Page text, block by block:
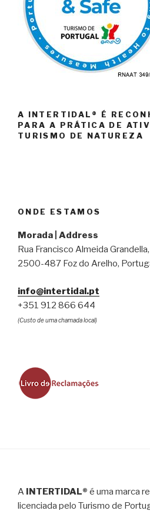
A INTERTIDAL® É
PARA A PRÁTICA DE
TURISMO DE NATUREZA
ONDE ESTAMOS
Morada | Address
Rua Francisco Almeida
2500-487 Foz do Arelho,
info@intertidal.pt
+351 912 866 644
(Custo de uma chamada local)
A INTERTIDAL® é uma marca
licenciada pelo Turismo de